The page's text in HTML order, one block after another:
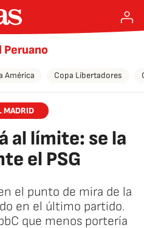
Peruano
América Copa Libertadores
MADRID
al límite: se la
el PSG
el punto de mira de la
en el último partido.
que menos portería